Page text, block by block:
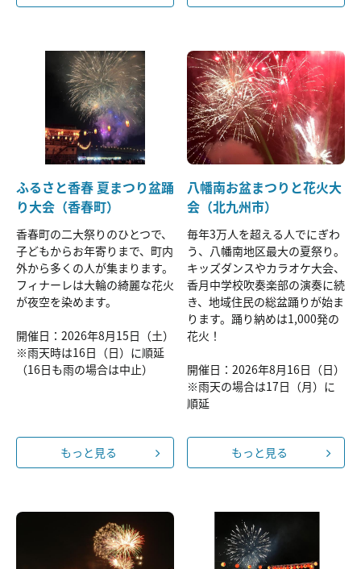
ふるさと香春 夏まつり盆踊
り大会（香春町）
香春町の二大祭りのひとつで、
子どもからお年寄りまで、町内
外から多くの人が集まります。
フィナーレは大輪の綺麗な花火
が夜空を染めます。
開催日：2026年8月15日（土）
※雨天時は16日（日）に順延
（16日も雨の場合は中止）
もっと見る
八幡南お盆まつりと花火大
会（北九州市）
毎年3万人を超える人でにぎわ
う、八幡南地区最大の夏祭り。
キッズダンスやカラオケ大会、
香月中学校吹奏楽部の演奏に続
き、地域住民の総盆踊りが始ま
ります。踊り納めは1,000発の
花火！
開催日：2026年8月16日（日）
※雨天の場合は17日（月）に
順延
もっと見る